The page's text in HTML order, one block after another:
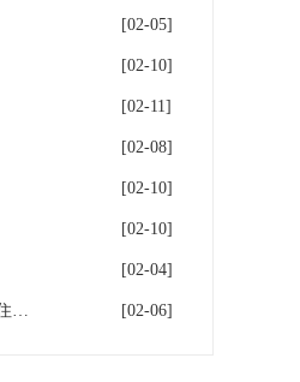
[02-05]
[02-10]
[02-11]
[02-08]
[02-10]
[02-10]
[02-04]
换工作后，上海居住证积分应该如何处理？（换工作后,上海居住证积分应该如何处理） [02-06]